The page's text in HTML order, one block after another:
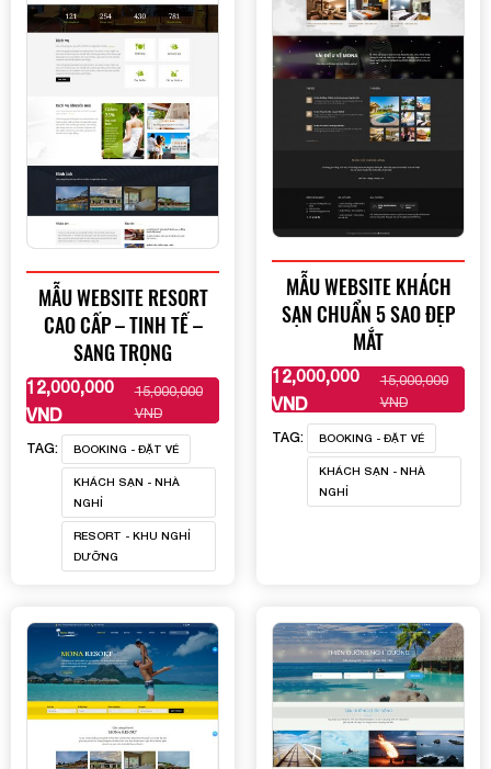
MẪU WEBSITE RESORT
CAO CẤP – TINH TẾ –
SANG TRỌNG
12,000,000
VND
15,000,000
VND
XEM THÊM
TAG: BOOKING - ĐẶT VÉ
KHÁCH SẠN - NHÀ
NGHỈ
RESORT - KHU NGHỈ
DƯỠNG
MẪU WEBSITE KHÁCH
SẠN CHUẨN 5 SAO ĐẸP
MẮT
12,000,000
VND
15,000,000
VND
XEM THÊM
TAG: BOOKING - ĐẶT VÉ
KHÁCH SẠN - NHÀ
NGHỈ